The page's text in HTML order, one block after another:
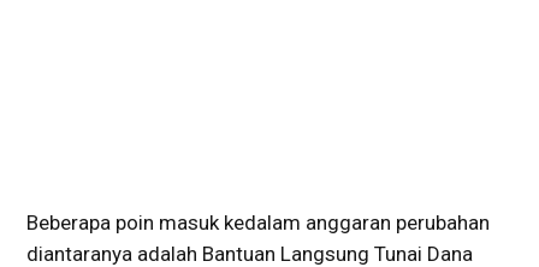
Beberapa poin masuk kedalam anggaran perubahan
diantaranya adalah Bantuan Langsung Tunai Dana